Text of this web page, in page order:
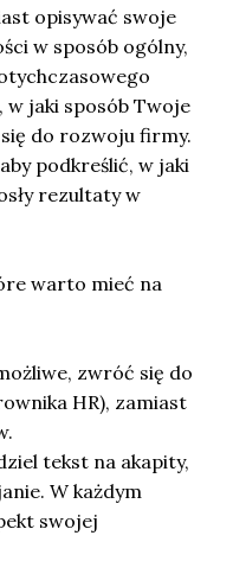
opisywać swoje
w sposób ogólny,
w jaki sposób Twoje
do rozwoju firmy.
podkreślić, w jaki
rezultaty w
warto mieć na
zwróć się do
HR), zamiast
tekst na akapity,
W każdym
swojej